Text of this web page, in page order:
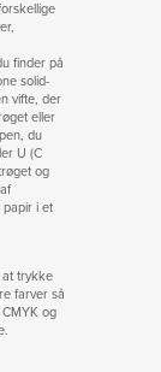
finder på
solid-
vifte, der
eller
du
U (C
og
papir i et
at trykke
farver så
og